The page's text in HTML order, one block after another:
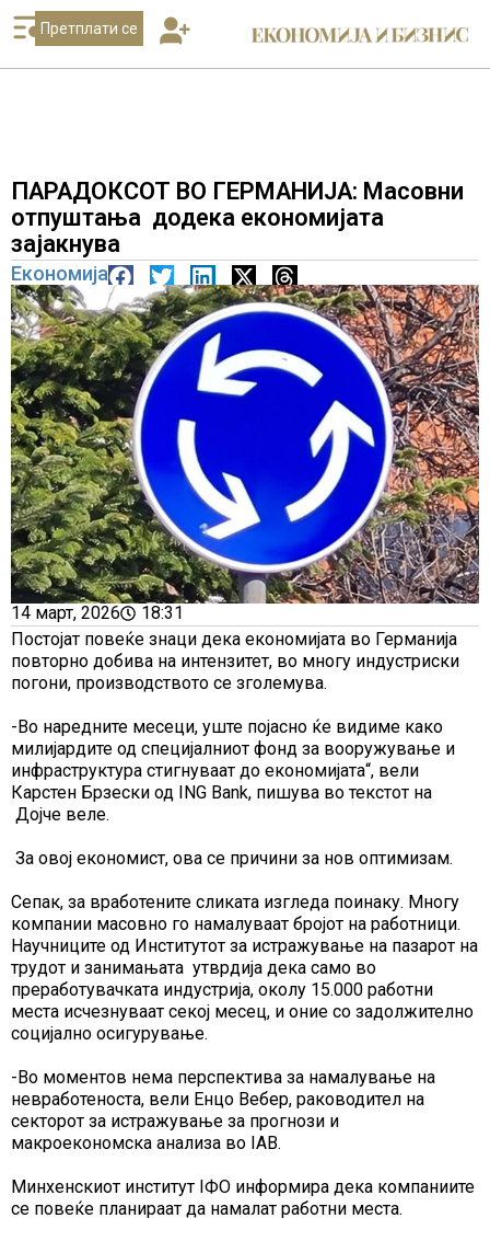
Претплати се
ПАРАДОКСОТ ВО ГЕРМАНИЈА: Масовни
отпуштања додека економијата
зајакнува
Економија
14 март, 2026
18:31
Постојат повеќе знаци дека економијата во Германија
повторно добива на интензитет, во многу индустриски
погони, производството се зголемува.
-Во наредните месеци, уште појасно ќе видиме како
милијардите од специјалниот фонд за вооружување и
инфраструктура стигнуваат до економијата“, вели
Карстен Брзески од ING Bank, пишува во текстот на
Дојче веле.
За овој економист, ова се причини за нов оптимизам.
Сепак, за вработените сликата изгледа поинаку. Многу
компании масовно го намалуваат бројот на работници.
Научниците од Институтот за истражување на пазарот на
трудот и занимањата утврдија дека само во
преработувачката индустрија, околу 15.000 работни
места исчезнуваат секој месец, и оние со задолжително
социјално осигурување.
-Во моментов нема перспектива за намалување на
невработеноста, вели Енцо Вебер, раководител на
секторот за истражување за прогнози и
макроекономска анализа во IAB.
Минхенскиот институт IФО информира дека компаниите
се повеќе планираат да намалат работни места.